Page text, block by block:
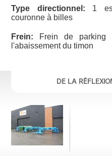
Type directionnel: 1
couronne à billes
Frein: Frein de parking
l'abaissement du timon
DE LA